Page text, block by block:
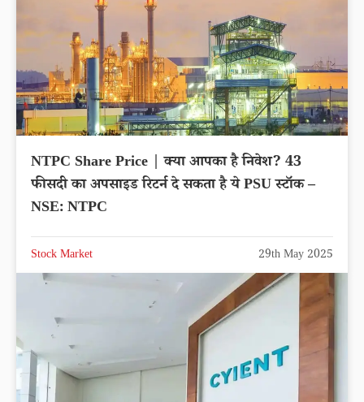
NTPC Share Price | क्या आपका है निवेश? 43
फीसदी का अपसाइड रिटर्न दे सकता है ये PSU स्टॉक –
NSE: NTPC
Stock Market 29th May 2025